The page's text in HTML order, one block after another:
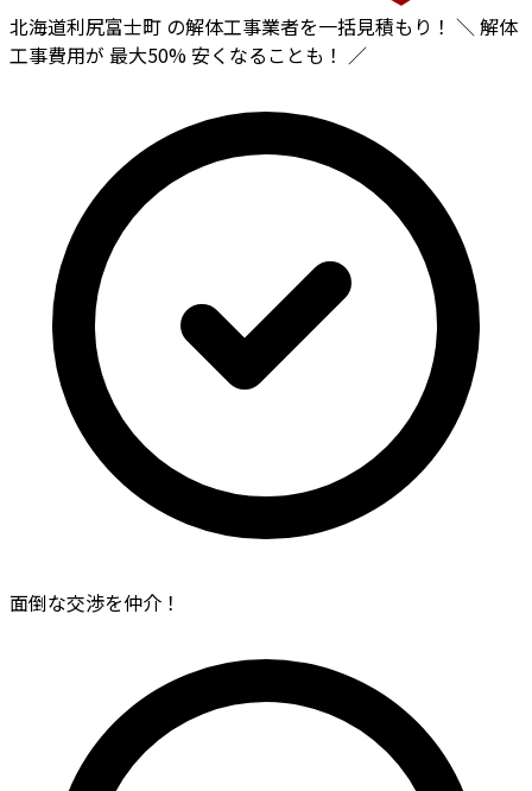
北海道利尻富士町 の解体工事業者を一括見積もり！ ＼ 解体
工事費用が 最大50%安くなることも！ ／
面倒な交渉を仲介！